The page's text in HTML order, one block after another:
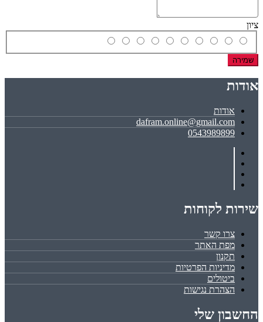
ציון
שמירה
אודות
אודות
dafram.online@gmail.com
0543989899
שירות לקוחות
צרו קשר
מפת האתר
תקנון
מדיניות הפרטיות
ביטולים
הצהרת נגישות
החשבון שלי